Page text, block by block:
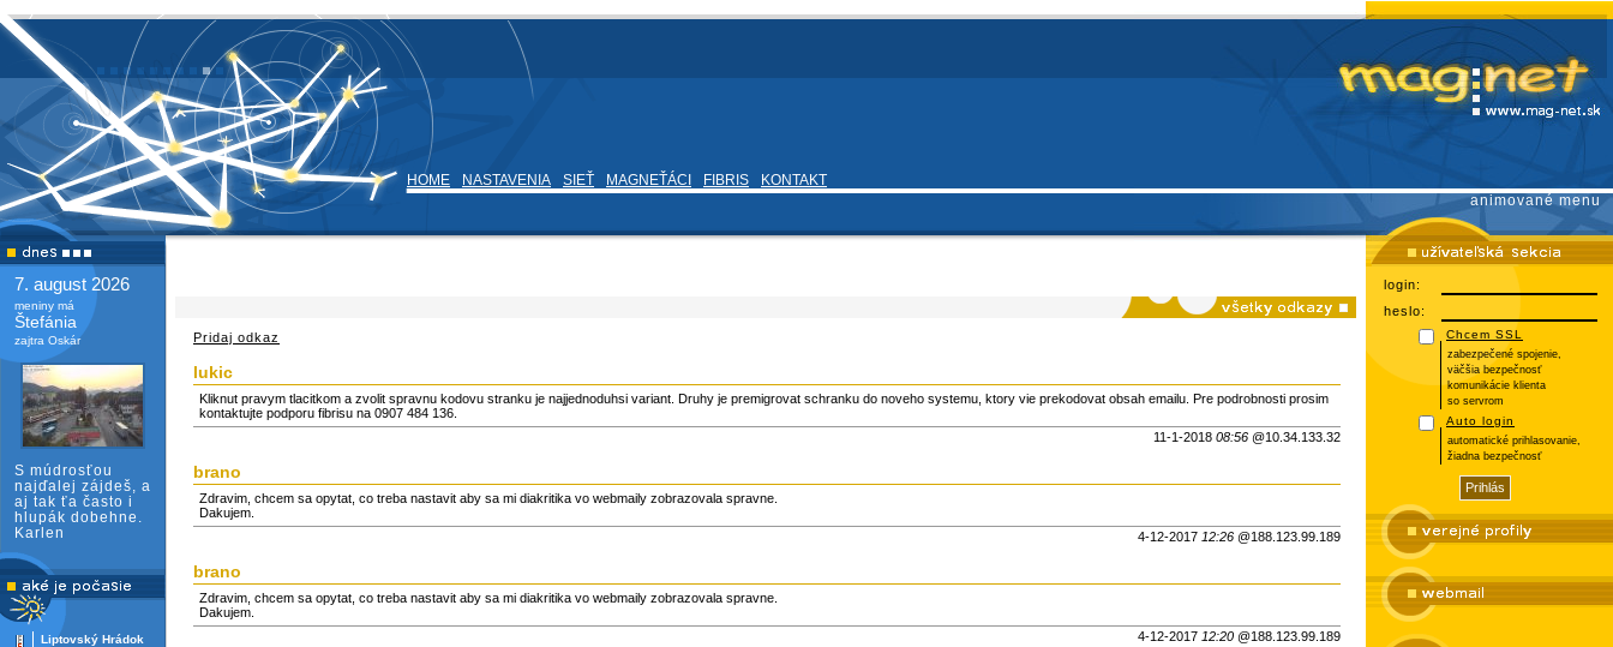
HOME NASTAVENIA SIEŤ MAGNEŤÁCI FIBRIS
KONTAKT
animované menu
7. august 2026
meniny má
Štefánia
zajtra Oskár
S múdrosťou
najďalej zájdeš, a
aj tak ťa často i
hlupák dobehne.
Karlen
Liptovský Hrádok
Pridaj odkaz
lukic
Kliknut pravym tlacitkom a zvolit spravnu kodovu stranku je najjednoduhsi variant. Druhy je premigrovat schranku do noveho systemu, ktory vie prekodovat obsah emailu. Pre podrobnosti prosim
kontaktujte podporu fibrisu na 0907 484 136.
11-1-2018 08:56 @10.34.133.32
brano
Zdravim, chcem sa opytat, co treba nastavit aby sa mi diakritika vo webmaily zobrazovala spravne.
Dakujem.
4-12-2017 12:26 @188.123.99.189
brano
Zdravim, chcem sa opytat, co treba nastavit aby sa mi diakritika vo webmaily zobrazovala spravne.
Dakujem.
4-12-2017 12:20 @188.123.99.189
login:
heslo:
Chcem SSL
zabezpečené spojenie,
väčšia bezpečnosť
komunikácie klienta
so servrom
Auto login
automatické prihlasovanie,
žiadna bezpečnosť